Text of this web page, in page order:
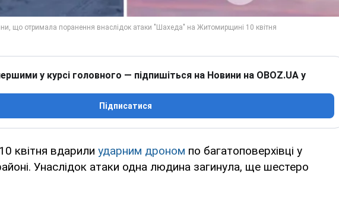
у курсі головного — підпишіться на Новини на OBOZ.UA у
Підписатися
квітня вдарили ударним дроном по багатоповерхівці у
Унаслідок атаки одна людина загинула, ще шестеро